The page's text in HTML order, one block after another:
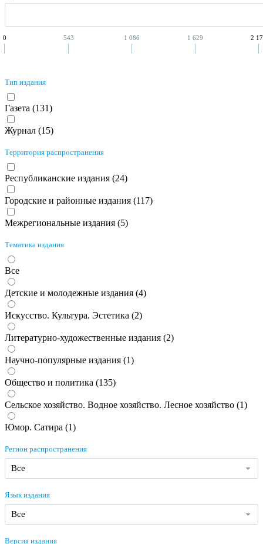
0 543 1 086 1 629 2
Тип издания
Газета (131)
Журнал (15)
Территория распространения
Республиканские издания (24)
Городские и районные издания (117)
Межрегиональные издания (5)
Тематика издания
Все
Детские и молодежные издания (4)
Искусство. Культура. Эстетика (2)
Литературно-художественные издания (2)
Научно-популярные издания (1)
Общество и политика (135)
Сельское хозяйство. Водное хозяйство. Лесное хозяйство (1)
Юмор. Сатира (1)
Регион распространения
Все
Язык издания
Все
Версия издания